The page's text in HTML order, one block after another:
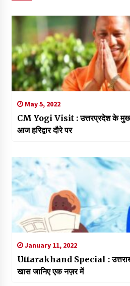
May 5, 2022
CM Yogi Visit : उत्तरप्रदेश के
आज हरिद्वार दौरे पर
January 11, 2022
Uttarakhand Special :
खास जानिए एक नज़र में